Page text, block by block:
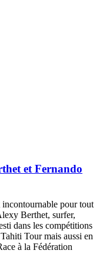
et Fernando
incontournable pour tout
Berthet, surfer,
dans les compétitions
Tour mais aussi en
à la Fédération